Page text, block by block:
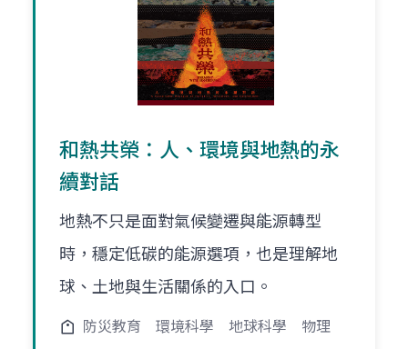
和熱共榮：人、環境與地熱的永
續對話
地熱不只是面對氣候變遷與能源轉型
時，穩定低碳的能源選項，也是理解地
球、土地與生活關係的入口。
防災教育 環境科學 地球科學 物理